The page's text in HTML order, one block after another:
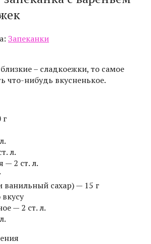
Запеканки
– сладкоежки, то самое
что-нибудь вкусненькое.
г
л.
— 2 ст. л.
сахар) — 15 г
— 2 ст. л.